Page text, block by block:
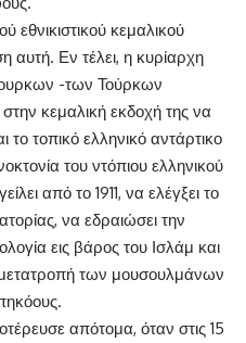
εθνικιστικού κεμαλικού
αυτή. Εν τέλει, η κυρίαρχη
-των Τούρκων
κεμαλική εκδοχή της να
το τοπικό ελληνικό αντάρτικο
του ντόπιου ελληνικού
από το 1911, να ελέγξει το
να εδραιώσει την
εις βάρος του Ισλάμ και
μετατροπή των μουσουλμάνων
απότομα, όταν στις 15